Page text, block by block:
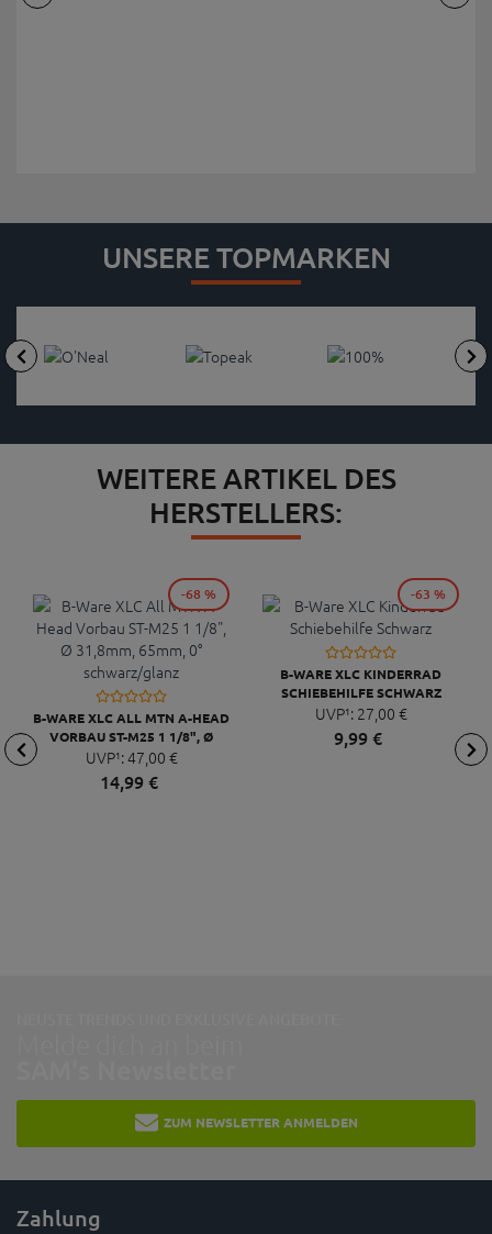
UNSERE TOPMARKEN
WEITERE ARTIKEL DES
HERSTELLERS:
B-WARE XLC ALL MTN A-HEAD
VORBAU ST-M25 1 1/8", Ø
31,8MM, 65MM, 0°
SCHWARZ/GLANZ
UVP¹:47,00 €
14,99 €
-68 %
B-WARE XLC KINDERRAD
SCHIEBEHILFE SCHWARZ
UVP¹: 27,00 €
9,99€
-63 %
ZUM NEWSLETTER ANMELDEN
Zahlung